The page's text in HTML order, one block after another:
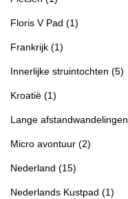
Floris V Pad (1)
Frankrijk (1)
Innerlijke struintochten (5)
Kroatië (1)
Lange afstandwandelingen
Micro avontuur (2)
Nederland (15)
Nederlands Kustpad (1)